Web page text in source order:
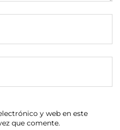
y web en este
que comente.